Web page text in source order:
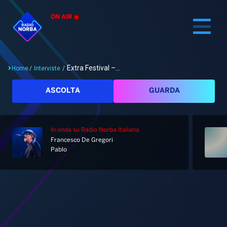
ON AIR
Home
Notizie
Pod&Play
Home/ Interviste / Extra Festival –...
ASCOLTA GUARDA
In onda su Radio Norba Italiana
Francesco De Gregori
Pablo